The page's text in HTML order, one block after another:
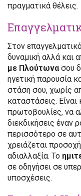
πραγματικά θέλεις.
Στον
δυναμική αλλά και
με Πλούτωνασου
ηγετική παρουσία
στάση σου, χωρίς
καταστάσεις.
πρωτοβουλίες, να
διεκδικήσεις έναν
περισσότερο σε
χρειάζεται
αδιαλλαξία. Το
σε οδηγήσει σε
υποσχέσεις.